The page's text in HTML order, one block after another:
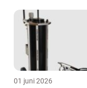
01 juni 2026